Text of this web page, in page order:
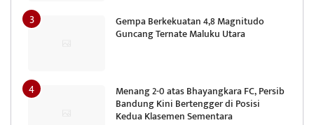
Gempa Berkekuatan 4,8 Magnitudo
Guncang Ternate Maluku Utara
Menang 2-0 atas Bhayangkara FC, Persib
Bandung Kini Bertengger di Posisi
Kedua Klasemen Sementara